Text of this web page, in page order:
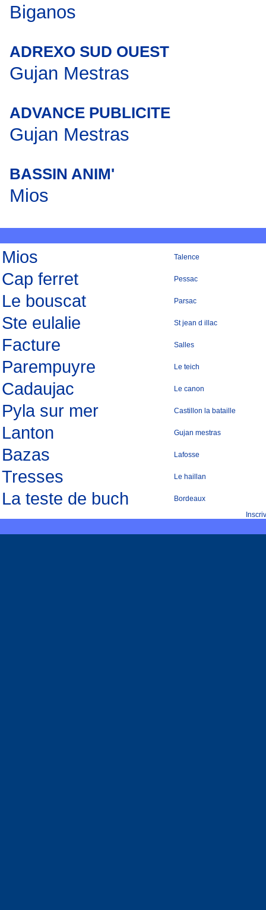
Biganos
ADREXO SUD OUEST
Gujan Mestras
ADVANCE PUBLICITE
Gujan Mestras
BASSIN ANIM'
Mios
Mios Talence
Cap ferret Pessac
Le bouscat Parsac
Ste eulalie St jean d illac
Facture Salles
Parempuyre Le teich
Cadaujac Le canon
Pyla sur mer Castillon la bataille
Lanton Gujan mestras
Bazas Lafosse
Tresses Le haillan
La teste de buch
Bordeaux